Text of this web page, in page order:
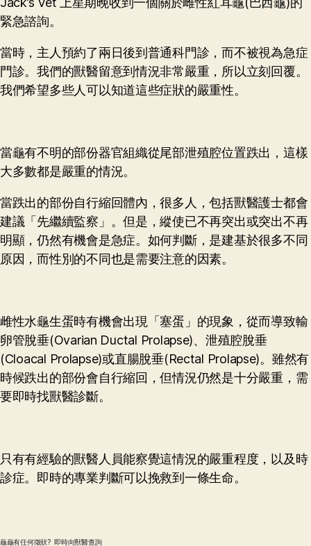
緊急諮詢。
當時，主人預約了兩日後到普通科門診，而不被視為急症
門診。我們的獸醫留意到情況非常嚴重，所以立刻回覆。
我們希望多些人可以知道這些症狀的嚴重性。
當龜有不明的部份器官組織從尾部泄殖腔位置跌出，這樣
大多數都是嚴重的情況。
當跌出的部份自行縮回體內，很多人，包括獸醫護士都會
建議「先繼續監察」。但是，縱使已不再突出或突出不再
明顯，仍然有機會是急症。如何判斷，是建基於很多不同
原因，而性別的不同也是需要注意的因素。
雌性水龜生蛋時有機會出現「塞蛋」的現象，從而導致輸
卵管脫垂(Ovarian Ductal Prolapse)、泄殖腔脫垂
(Cloacal Prolapse)或直腸脫垂(Rectal Prolapse)。雖然有
時候跌出的部份會自行縮回，但情況仍然是十分嚴重，需
要即時找獸醫診斷。
只有有經驗的獸醫人員能察覺這情況的嚴重程度，以及時
診症。即時的專業判斷可以挽救到一條生命。
龜龜有任何徵狀? 即時向獸醫查詢